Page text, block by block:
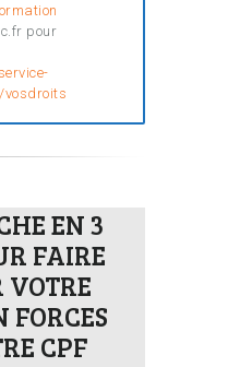
pour
EN 3
FAIRE
CPF